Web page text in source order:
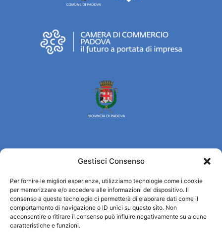
Gestisci Consenso
Per fornire le migliori esperienze, utilizziamo tecnologie come i cookie
per memorizzare e/o accedere alle informazioni del dispositivo. Il
consenso a queste tecnologie ci permetterà di elaborare dati come il
comportamento di navigazione o ID unici su questo sito. Non
acconsentire o ritirare il consenso può influire negativamente su alcune
caratteristiche e funzioni.
Who we are
Tourist Information Office / IAT
Privacy policy
Credits